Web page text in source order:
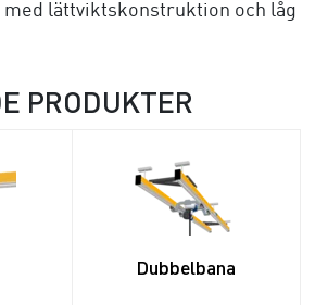
lättviktskonstruktion och låg
PRODUKTER
Dubbelbana